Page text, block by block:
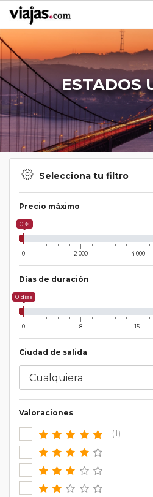
ESTADOS
Selecciona tu filtro
Precio máximo
0 €
0 2 000 4 000
Días de duración
0 días
0 8 15
Ciudad de salida
Valoraciones
(1)